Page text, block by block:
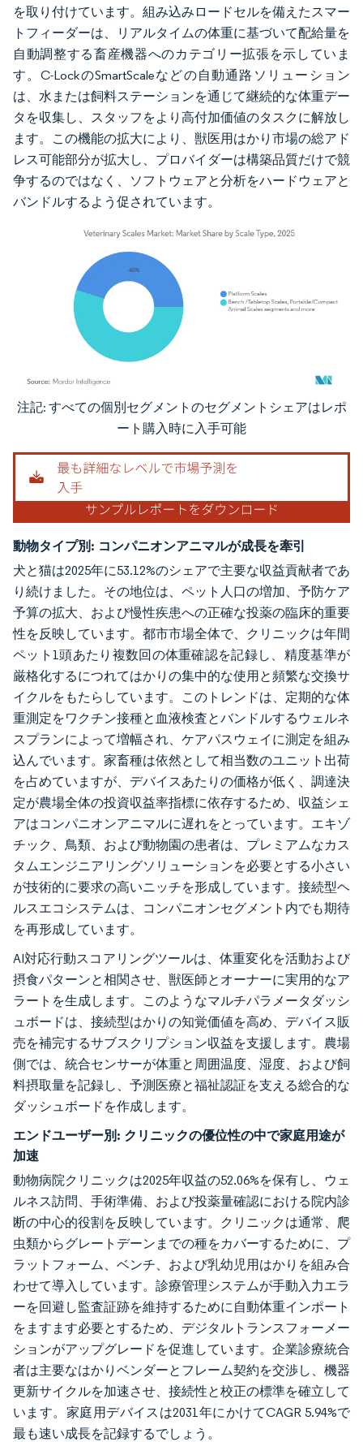
を取り付けています。組み込みロードセルを備えたスマー
トフィーダーは、リアルタイムの体重に基づいて配給量を
自動調整する畜産機器へのカテゴリー拡張を示していま
す。C-LockのSmartScaleなどの自動通路ソリューション
は、水または飼料ステーションを通じて継続的な体重デー
タを収集し、スタッフをより高付加価値のタスクに解放し
ます。この機能の拡大により、獣医用はかり市場の総アド
レス可能部分が拡大し、プロバイダーは構築品質だけで競
争するのではなく、ソフトウェアと分析をハードウェアと
バンドルするよう促されています。
画像 © Mordor Intelligence。再利用にはCC BY 4.0の表示が必要です。
注記: すべての個別セグメントのセグメントシェアはレポ
ート購入時に入手可能
動物タイプ別: コンパニオンアニマルが成長を牽引
犬と猫は2025年に53.12%のシェアで主要な収益貢献者であ
り続けました。その地位は、ペット人口の増加、予防ケア
予算の拡大、および慢性疾患への正確な投薬の臨床的重要
性を反映しています。都市市場全体で、クリニックは年間
ペット1頭あたり複数回の体重確認を記録し、精度基準が
厳格化するにつれてはかりの集中的な使用と頻繁な交換サ
イクルをもたらしています。このトレンドは、定期的な体
重測定をワクチン接種と血液検査とバンドルするウェルネ
スプランによって増幅され、ケアパスウェイに測定を組み
込んでいます。家畜種は依然として相当数のユニット出荷
を占めていますが、デバイスあたりの価格が低く、調達決
定が農場全体の投資収益率指標に依存するため、収益シェ
アはコンパニオンアニマルに遅れをとっています。エキゾ
チック、鳥類、および動物園の患者は、プレミアムなカス
タムエンジニアリングソリューションを必要とする小さい
が技術的に要求の高いニッチを形成しています。接続型ヘ
ルスエコシステムは、コンパニオンセグメント内でも期待
を再形成しています。
AI対応行動スコアリングツールは、体重変化を活動および
摂食パターンと相関させ、獣医師とオーナーに実用的なア
ラートを生成します。このようなマルチパラメータダッシ
ュボードは、接続型はかりの知覚価値を高め、デバイス販
売を補完するサブスクリプション収益を支援します。農場
側では、統合センサーが体重と周囲温度、湿度、および飼
料摂取量を記録し、予測医療と福祉認証を支える総合的な
ダッシュボードを作成します。
エンドユーザー別: クリニックの優位性の中で家庭用途が
加速
動物病院クリニックは2025年収益の52.06%を保有し、ウェ
ルネス訪問、手術準備、および投薬量確認における院内診
断の中心的役割を反映しています。クリニックは通常、爬
虫類からグレートデーンまでの種をカバーするために、プ
ラットフォーム、ベンチ、および乳幼児用はかりを組み合
わせて導入しています。診療管理システムが手動入力エラ
ーを回避し監査証跡を維持するために自動体重インポート
をますます必要とするため、デジタルトランスフォーメー
ションがアップグレードを促進しています。企業診療統合
者は主要なはかりベンダーとフレーム契約を交渉し、機器
更新サイクルを加速させ、接続性と校正の標準を確立して
います。家庭用デバイスは2031年にかけてCAGR 5.94%で
最も速い成長を記録するでしょう。